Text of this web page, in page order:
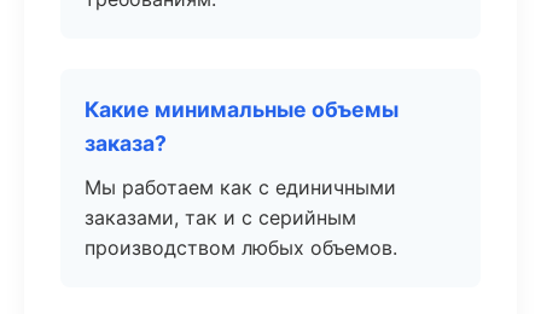
Какие минимальные объемы
заказа?
Мы работаем как с единичными
заказами, так и с серийным
производством любых объемов.